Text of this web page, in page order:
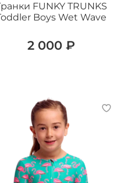
FUNKY TRUNKS
Boys Wet Wave
2 000 ₽